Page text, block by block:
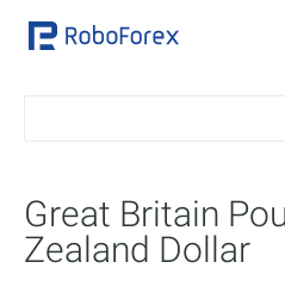
Great Britain
Zealand Dollar